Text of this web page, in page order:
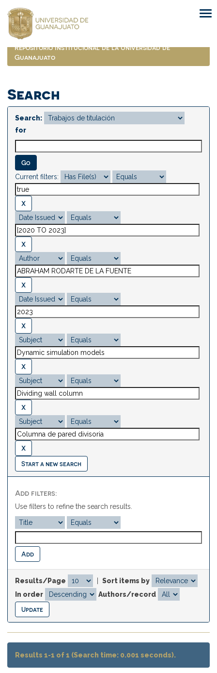
navigation
Repositorio Institucional de la Universidad de
Guanajuato
Search
Search:
for
Current filters:
Start a new search
Add filters:
Use filters to refine the search results.
Results/Page
Sort items by
In order
Authors/record
Results 1-1 of 1 (Search time: 0.001 seconds).